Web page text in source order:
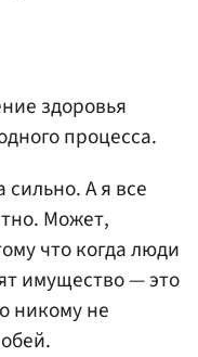
здоровья
процесса.
сильно. А я все
Может,
что когда люди
имущество — это
никому не